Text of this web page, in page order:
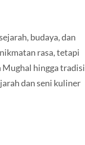
budaya, dan
rasa, tetapi
Mughal hingga tradisi
dan seni kuliner